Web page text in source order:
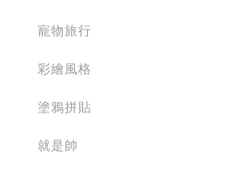
寵物旅行
彩繪風格
塗鴉拼貼
就是帥